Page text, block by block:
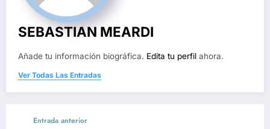
SEBASTIAN MEARDI
Añade tu información biográfica. Edita tu perfil ahora.
Ver Todas Las Entradas
Entrada anterior